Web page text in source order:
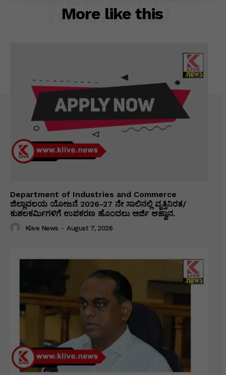
More like this
RELATED
Department of Industries and Commerce
ಜಿಲ್ಲಾವಲಯ ಯೋಜನೆ 2026-27 ನೇ ಸಾಲಿನಲ್ಲಿ ವೃತ್ತಿನಿರತ/
ಕುಶಲಕರ್ಮಿಗಳಿಗೆ ಉಪಕರಣ ಹೊಂದಲು ಅರ್ಜಿ ಆಹ್ವಾನ.
Klive News - August 7, 2026